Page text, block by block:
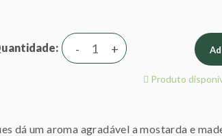
+
-
Produto
dá um aroma agradável a mostarda e